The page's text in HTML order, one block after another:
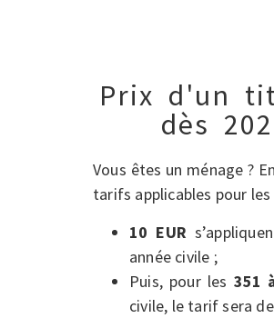
Prix d'un
dès
Vous êtes un ménage ?
tarifs applicables pour
10 EUR
année civile ;
Puis, pour les 351
civile, le tarif sera de